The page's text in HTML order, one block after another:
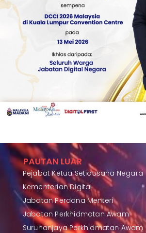
PAUTAN LUAR
Pejabat Ketua Setiausaha Negara
Kementerian Digital
Jabatan Perdana Menteri
Jabatan Perkhidmatan Awam
Suruhanjaya Perkhidmatan Awam